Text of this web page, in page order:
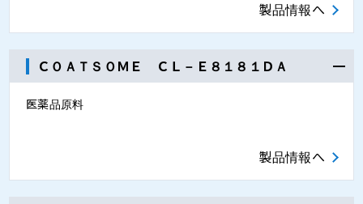
製品情報へ
ＣＯＡＴＳＯＭＥ ＣＬ－Ｅ８１８１ＤＡ
医薬品原料
製品情報へ